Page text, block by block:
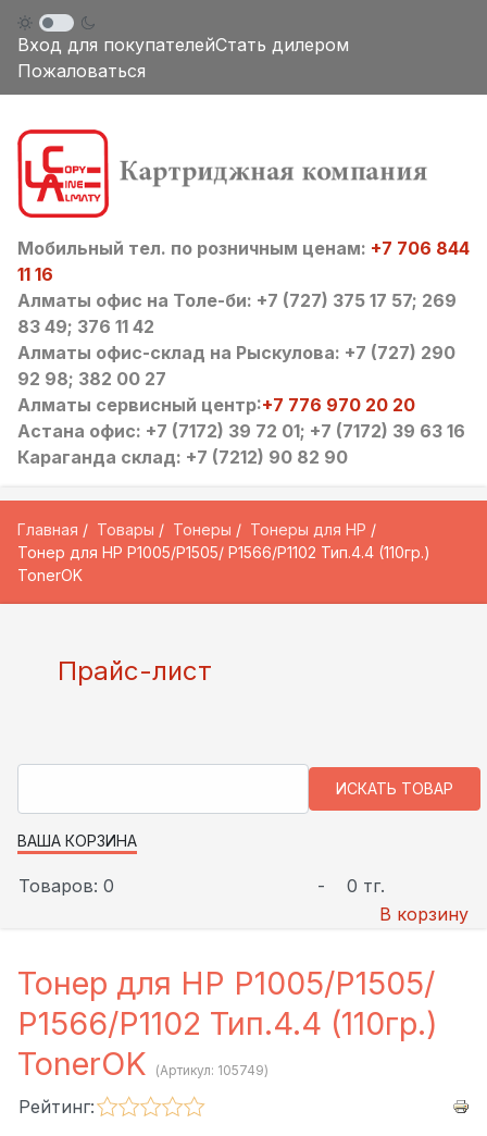
Вход для покупателейСтать дилером
Пожаловаться
Мобильный тел. по розничным ценам: +7 706 844
11 16
Алматы офис на Толе-би: +7 (727) 375 17 57; 269
83 49; 376 11 42
Алматы офис-склад на Рыскулова: +7 (727) 290
92 98; 382 00 27
Алматы сервисный центр:+7 776 970 20 20
Астана офис: +7 (7172) 39 72 01; +7 (7172) 39 63 16
Караганда склад: +7 (7212) 90 82 90
Главная Товары Тонеры
Тонеры для HP
Тонер для HP P1005/P1505/ P1566/P1102 Тип.4.4 (110гр.)
TonerOK
Прайс-лист
ВАША КОРЗИНА
Товаров: 0 -
0 тг.
В корзину
Тонер для HP P1005/P1505/
P1566/P1102 Тип.4.4 (110гр.)
TonerOK
(Артикул: 105749)
Рейтинг: